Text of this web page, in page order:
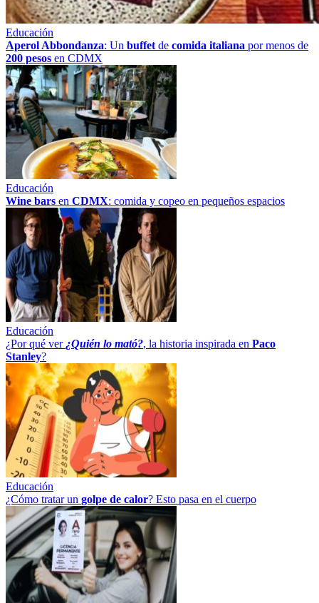
Educación
Aperol Abbondanza: Un buffet de comida italiana por menos de
200 pesos en CDMX
Educación
Wine bars en CDMX: comida y copeo en pequeños espacios
Educación
¿Por qué ver ¿Quién lo mató?, la historia inspirada en Paco
Stanley?
Educación
¿Cómo tratar un golpe de calor? Esto pasa en el cuerpo